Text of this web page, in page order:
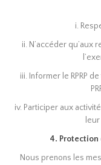
i.
ii. N’accéder qu’aux
iii. Informer le RPRP
iv. Participer aux
4. Protection
Nous prenons les